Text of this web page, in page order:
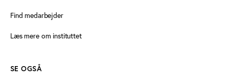
Find medarbejder
Læs mere om instituttet
SE OGSÅ